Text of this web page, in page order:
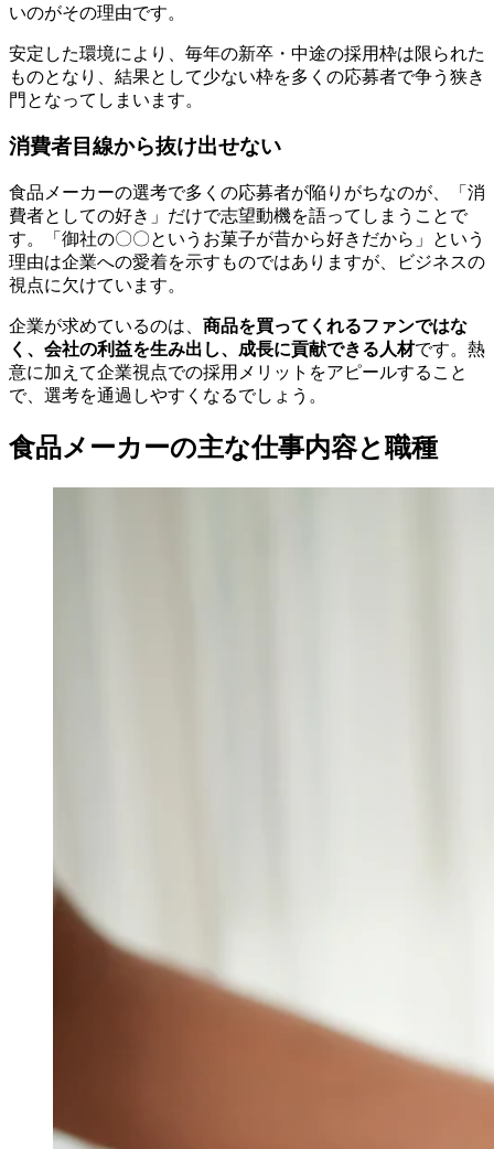
いのがその理由です。
安定した環境により、毎年の新卒・中途の採用枠は限られた
ものとなり、結果として少ない枠を多くの応募者で争う狭き
門となってしまいます。
消費者目線から抜け出せない
食品メーカーの選考で多くの応募者が陥りがちなのが、「消
費者としての好き」だけで志望動機を語ってしまうことで
す。「御社の〇〇というお菓子が昔から好きだから」という
理由は企業への愛着を示すものではありますが、ビジネスの
視点に欠けています。
企業が求めているのは、 商品を買ってくれるファンではな
く、会社の利益を生み出し、成長に貢献できる人材です。熱
意に加えて企業視点での採用メリットをアピールすること
で、選考を通過しやすくなるでしょう。
食品メーカーの主な仕事内容と職種